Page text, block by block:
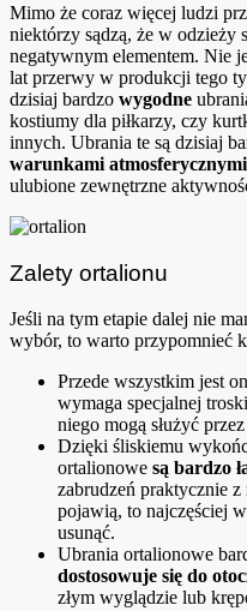
Mimo że coraz więcej ludzi
niektórzy sądzą, że w odzieży
negatywnym elementem. Nie
lat przerwy w produkcji tego
dzisiaj bardzo wygodne
kostiumy dla piłkarzy, czy
innych. Ubrania te są dzisiaj
warunkami atmosferycznymi
ulubione zewnętrzne
Zalety ortalionu
Jeśli na tym etapie dalej nie
wybór, to warto przypomnieć
Przede wszystkim jest
wymaga specjalnej
niego mogą służyć
Dzięki śliskiemu
ortalionowe są bardzo
zabrudzeń praktycznie z
pojawią, to najczęściej
usunąć.
Ubrania ortalionowe
dostosowuje się do
złym wyglądzie lub